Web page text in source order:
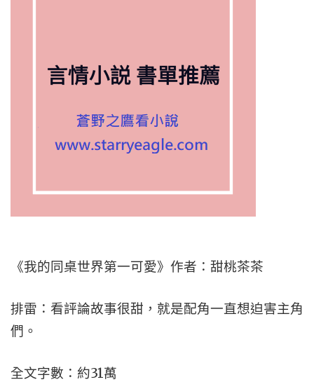
《我的同桌世界第一可愛》作者：甜桃茶茶
排雷：看評論故事很甜，就是配角一直想迫害主角
們。
全文字數：約31萬